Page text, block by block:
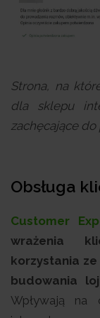
Strona, na
dla sklepu
zachęcające
Obsługa
Customer
wrażenia
korzystania
budowania
Wpływają na